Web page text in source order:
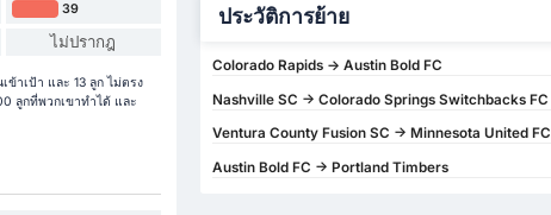
39
ไม่ปรากฎ
ข้าเป้า และ 13 ลูก ไม่ตรง
ลูกที่พวกเขาทำได้ และ
ประวัติการย้าย
Colorado Rapids -> Austin Bold FC
Nashville SC -> Colorado Springs Switchbacks FC
Ventura County Fusion SC -> Minnesota United FC
Austin Bold FC -> Portland Timbers